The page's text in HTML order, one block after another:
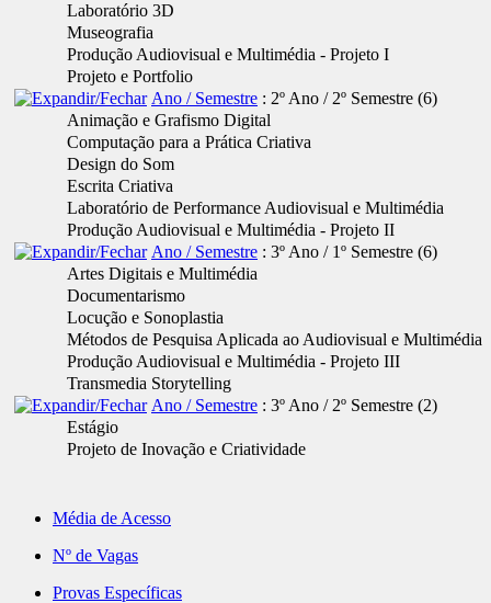
Laboratório 3D
Museografia
Produção Audiovisual e Multimédia - Projeto I
Projeto e Portfolio
Ano / Semestre : 2º Ano / 2º Semestre ‎(6)
Animação e Grafismo Digital
Computação para a Prática Criativa
Design do Som
Escrita Criativa
Laboratório de Performance Audiovisual e Multimédia
Produção Audiovisual e Multimédia - Projeto II
Ano / Semestre : 3º Ano / 1º Semestre ‎(6)
Artes Digitais e Multimédia
Documentarismo
Locução e Sonoplastia
Métodos de Pesquisa Aplicada ao Audiovisual e Multimédia
Produção Audiovisual e Multimédia - Projeto III
Transmedia Storytelling
Ano / Semestre : 3º Ano / 2º Semestre ‎(2)
Estágio
Projeto de Inovação e Criatividade
Média de Acesso
Nº de Vagas
Provas Específicas